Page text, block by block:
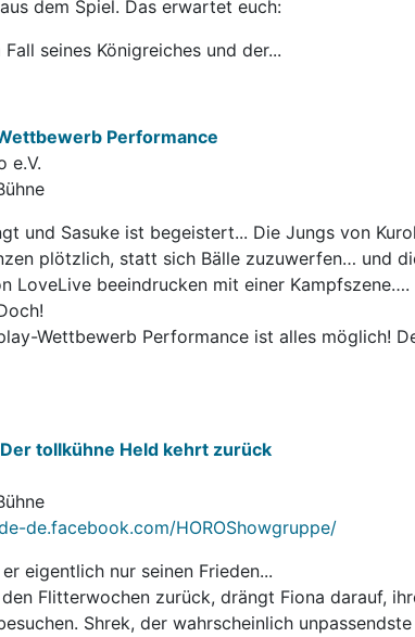
dem Spiel. Das erwartet euch:
seines Königreiches und der...
Performance
e.V.
und Sasuke ist begeistert... Die Jungs von
plötzlich, statt sich Bälle zuzuwerfen… und
LoveLive beeindrucken mit einer Kampfszene….
Wettbewerb Performance ist alles möglich!
tollkühne Held kehrt zurück
de.facebook.com/HOROShowgruppe/
eigentlich nur seinen Frieden...
den Flitterwochen zurück, drängt Fiona darauf,
Shrek, der wahrscheinlich unpassendste